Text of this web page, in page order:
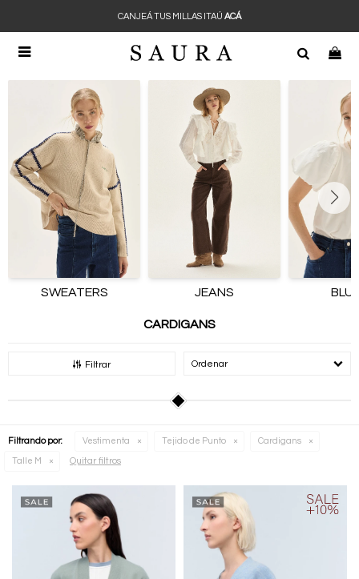

CANJEÁ TUS MILLAS ITAÚ ACÁ
SWEATERS JEANS
CARDIGANS
Filtrar Recomendados
Filtrando por: Vestimenta Tejido de Punto Cardigans
Talle M Quitar filtros